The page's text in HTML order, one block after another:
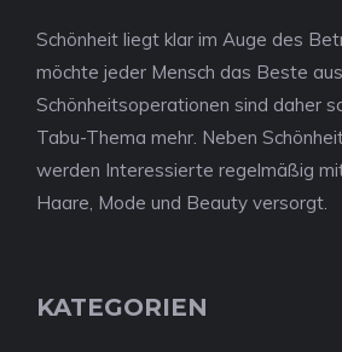
Schönheit liegt klar im Auge des
möchte jeder Mensch das Beste
Schönheitsoperationen sind daher
Tabu-Thema mehr. Neben
werden Interessierte regelmäßig
Haare, Mode und Beauty versorgt.
KATEGORIEN